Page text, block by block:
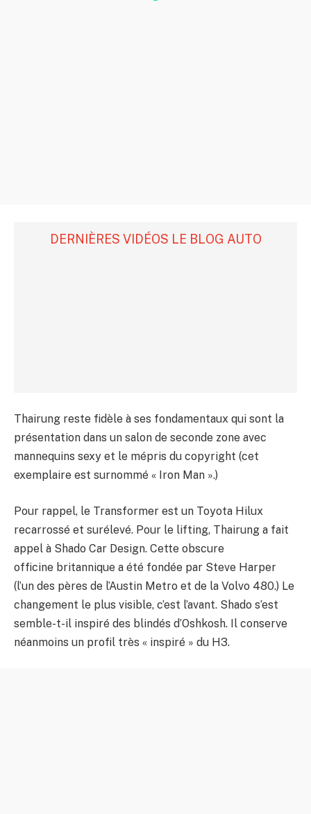
DERNIÈRES VIDÉOS LE BLOG AUTO
Thairung reste fidèle à ses fondamentaux qui sont la
présentation dans un salon de seconde zone avec
mannequins sexy et le mépris du copyright (cet
exemplaire est surnommé « Iron Man ».)
Pour rappel, le Transformer est un Toyota Hilux
recarrossé et surélevé. Pour le lifting, Thairung a fait
appel à Shado Car Design. Cette obscure
officine britannique a été fondée par Steve Harper
(l’un des pères de l’Austin Metro et de la Volvo 480.) Le
changement le plus visible, c’est l’avant. Shado s’est
semble-t-il inspiré des blindés d’Oshkosh. Il conserve
néanmoins un profil très « inspiré » du H3.